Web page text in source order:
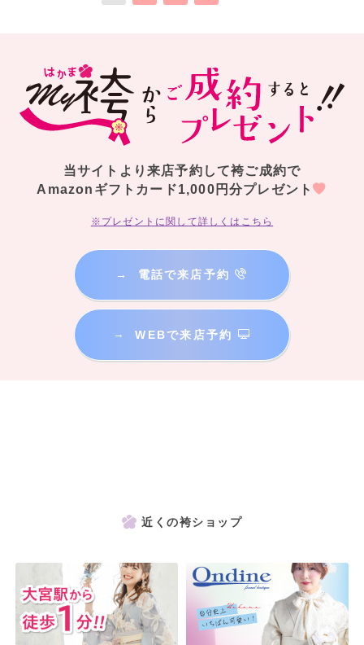
当サイトより来店予約して袴ご成約で
Amazonギフトカード1,000円分プレゼント
※プレゼントに関して詳しくはこちら
→ 電話で来店予約
→ WEBで来店予約
近くの袴ショップ